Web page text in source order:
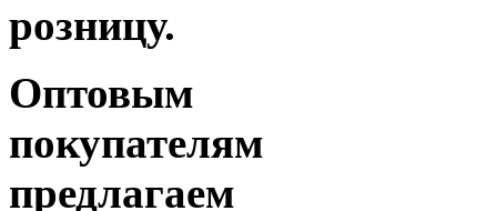
розницу.
Оптовым
покупателям
предлагаем